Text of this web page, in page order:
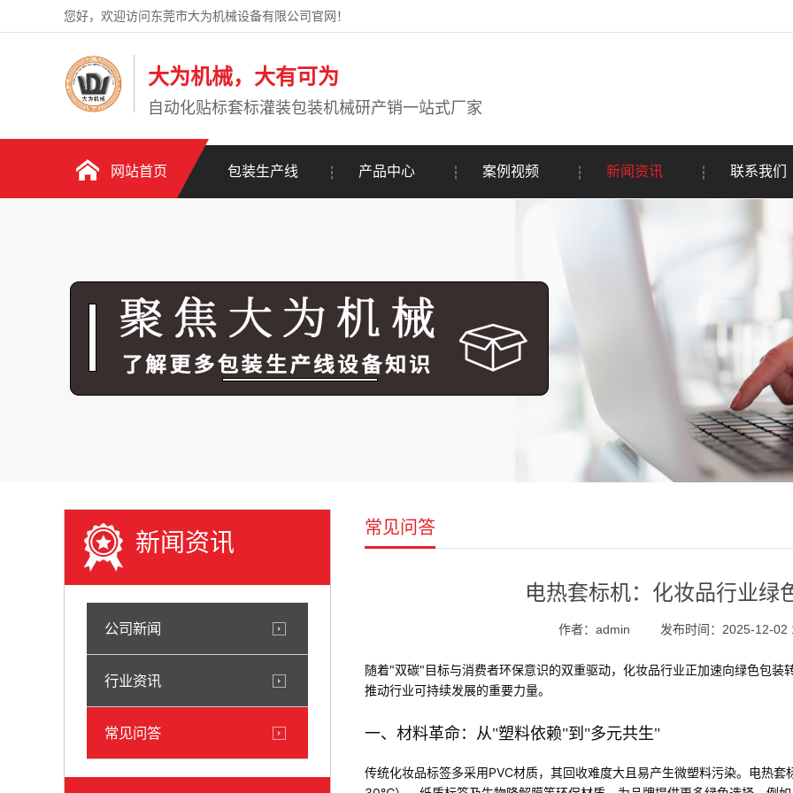
您好，欢迎访问东莞市大为机械设备有限公司官网！
大为机械，大有可为
自动化贴标套标灌装包装机械研产销一站式厂家
网站首页 包装生产线 产品中心 案例视频 新闻资讯 联系我们
新闻资讯
公司新闻
行业资讯
常见问答
常见问答
电热套标机：化妆品行业绿
作者：admin 发布时间：2025-12-02
随着"双碳"目标与消费者环保意识的双重驱动，化妆品行业正加速向绿色包
推动行业可持续发展的重要力量。
一、材料革命：从"塑料依赖"到"多元共生"
传统化妆品标签多采用PVC材质，其回收难度大且易产生微塑料污染。电热